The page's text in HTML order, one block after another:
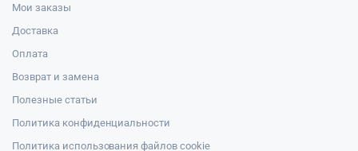
Мои заказы
Доставка
Оплата
Возврат и замена
Полезные статьи
Политика конфиденциальности
Политика использования файлов cookie